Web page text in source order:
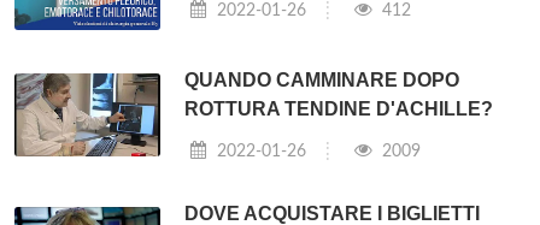
2022-01-26 412
QUANDO CAMMINARE DOPO
ROTTURA TENDINE D'ACHILLE?
2022-01-26 2009
DOVE ACQUISTARE I BIGLIETTI